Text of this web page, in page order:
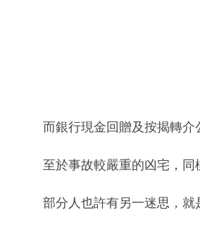
而銀行現金回贈及按揭轉介
至於事故較嚴重的凶宅，同
部分人也許有另一迷思，就